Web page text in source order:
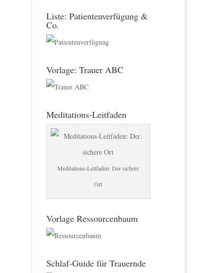
Liste: Patientenverfügung &
Co.
Vorlage: Trauer ABC
Meditations-Leitfaden
Meditations-Leitfaden: Der sichere
Ort
Vorlage Ressourcenbaum
Schlaf-Guide für Trauernde